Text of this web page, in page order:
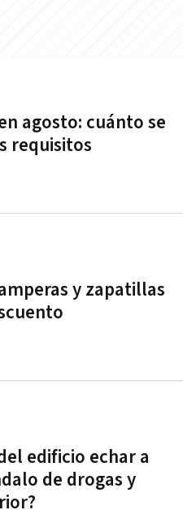
agosto: cuánto se
requisitos
y zapatillas
edificio echar a
de drogas y